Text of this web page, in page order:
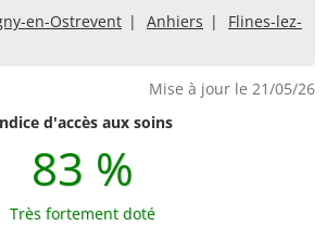
en-Ostrevent Anhiers
Flines-lez-
Mise à jour le 21/05/26
d'accès aux soins
83 %
Très fortement doté